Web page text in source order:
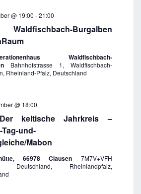
s
a
l
g
S
u
t
t
u
s
t
e
Burgalben
@ 19:00 -21:00
Waldfischbach-
Bahnhofstrasse 1, Waldfischbach-
Rheinland-Pfalz, Deutschland
keltische Jahrkreis –
und-
Mabon
@ 18:00
66978 Clausen 7M7V+VFH
Deutschland, Rheinlandpfalz,